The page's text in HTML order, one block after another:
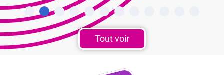
Tout voir